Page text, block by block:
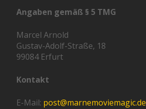
Angaben gemäß § 5 TMG
Marcel Arnold
Gustav-Adolf-Straße, 18
99084 Erfurt
Kontakt
E-Mail: post@marnemoviemagic.de